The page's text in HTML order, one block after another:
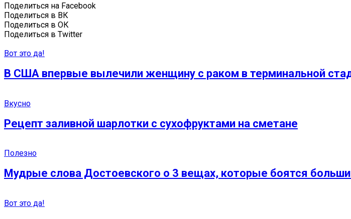
Поделиться на Facebook
Поделиться в ВК
Поделиться в ОК
Поделиться в Twitter
Вот это да!
В США впервые вылечили женщину с раком в терминальной
Вкусно
Рецепт заливной шарлотки с сухофруктами на сметане
Полезно
Мудрые слова Достоевского о 3 вещах, которые боятся
Вот это да!